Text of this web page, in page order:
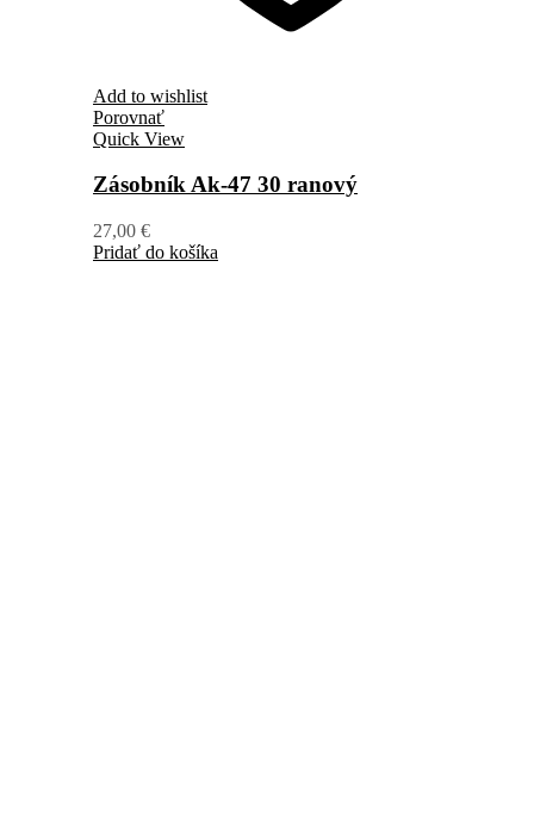
Add to wishlist
Porovnať
Quick View
Zásobník Ak-47 30 ranový
27,00 €
Pridať do košíka